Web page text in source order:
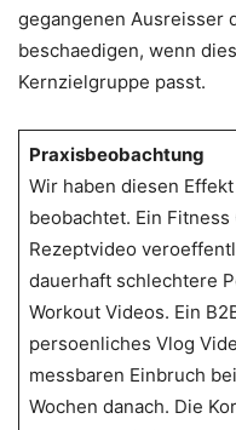
gegangenen Ausreisser
beschaedigen, wenn
Kernzielgruppe passt.
Praxisbeobachtung
Wir haben diesen
beobachtet. Ein
Rezeptvideo
dauerhaft schlechtere
Workout Videos. Ein
persoenliches Vlog
messbaren Einbruch
Wochen danach. Die